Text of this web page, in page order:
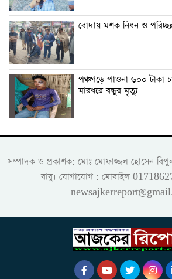
বোদায় মশক নিধন ও
পঞ্চগড়ে পাওনা ৬০০ টাকা
মারধরে বন্ধুর মৃত্যু
সম্পাদক ও প্রকাশক: মোঃ মোফাজ্জল হোসেন
বাবু। যোগাযোগ : মোবাইল